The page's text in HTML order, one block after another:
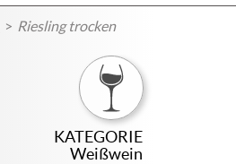
Riesling trocken
KATEGORIE
Weißwein